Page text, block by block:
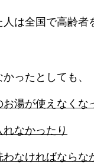
は全国で高齢者
ったとしても、
湯が使えなくな
なかったり
なければならな